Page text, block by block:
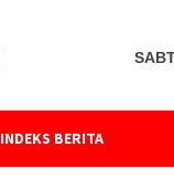
INDEKS BERITA